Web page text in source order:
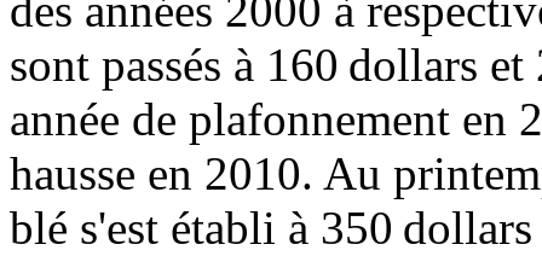
des années 2000 à
sont passés à 160 dollars
année de plafonnement en
hausse en 2010. Au
blé s'est établi à 350